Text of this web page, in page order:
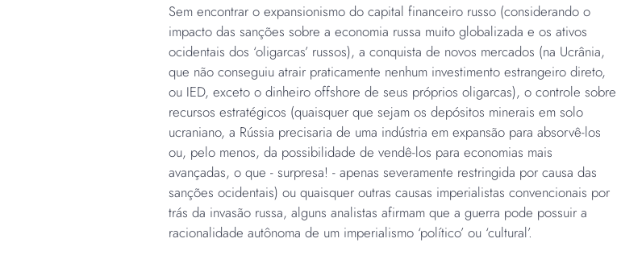
Sem encontrar o expansionismo do capital financeiro russo (considerando o
impacto das sanções sobre a economia russa muito globalizada e os ativos
ocidentais dos ‘oligarcas’ russos), a conquista de novos mercados (na Ucrânia,
que não conseguiu atrair praticamente nenhum investimento estrangeiro direto,
ou IED, exceto o dinheiro offshore de seus próprios oligarcas), o controle sobre
recursos estratégicos (quaisquer que sejam os depósitos minerais em solo
ucraniano, a Rússia precisaria de uma indústria em expansão para absorvê-los
ou, pelo menos, da possibilidade de vendê-los para economias mais
avançadas, o que - surpresa! - apenas severamente restringida por causa das
sanções ocidentais) ou quaisquer outras causas imperialistas convencionais por
trás da invasão russa, alguns analistas afirmam que a guerra pode possuir a
racionalidade autônoma de um imperialismo ‘político’ ou ‘cultural’.